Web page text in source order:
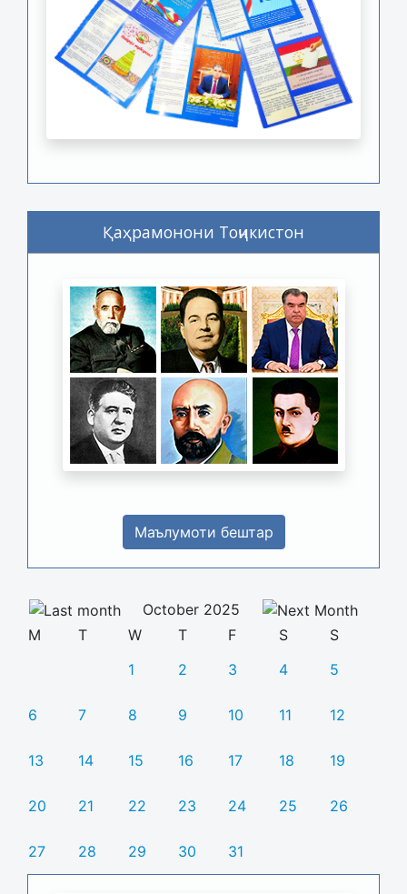
Қаҳрамонони Тоҷикистон
Маълумоти бештар
October 2025
M
T W T F S
S
1
2 3 4 5
6 7 8 9 10 11 12
13 14 15 16 17 18 19
20 21 22 23 24 25 26
27 28 29 30 31